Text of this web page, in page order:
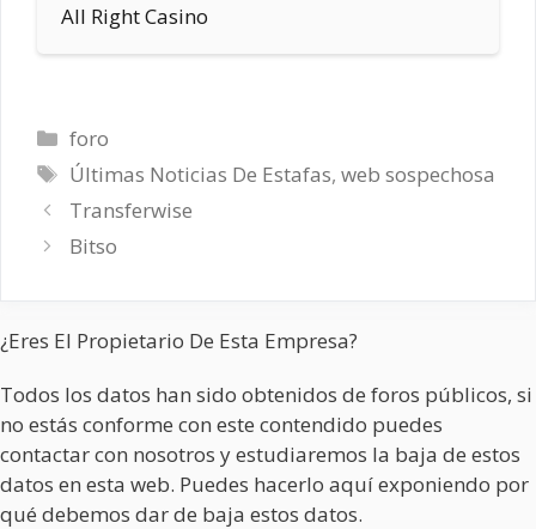
All Right Casino
Categorías
foro
Etiquetas
Últimas Noticias De Estafas,web sospechosa
Transferwise
Bitso
¿Eres El Propietario De Esta Empresa?
Todos los datos han sido obtenidos de foros públicos, si
no estás conforme con este contendido puedes
contactar con nosotros y estudiaremos la baja de estos
datos en esta web. Puedes hacerlo aquí exponiendo por
qué debemos dar de baja estos datos.